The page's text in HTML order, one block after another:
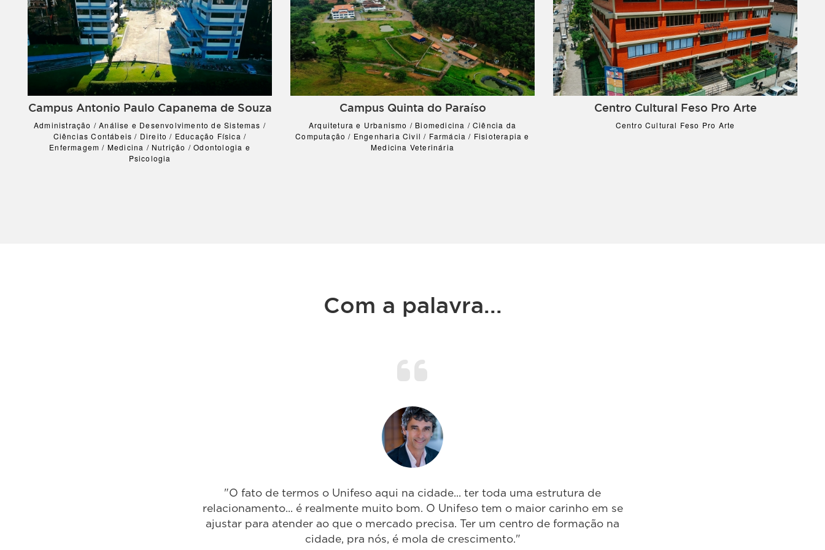
Campus Antonio Paulo Capanema de Souza
Administração / Análise e Desenvolvimento de Sistemas /
Ciências Contábeis / Direito / Educação Física /
Enfermagem / Medicina / Nutrição / Odontologia e
Psicologia
Campus Quinta do Paraíso
Arquitetura e Urbanismo / Biomedicina / Ciência da
Computação / Engenharia Civil / Farmácia / Fisioterapia e
Medicina Veterinária
Centro Cultural Feso Pro Arte
Centro Cultural Feso Pro Arte
Com a palavra...
"O fato de termos o Unifeso aqui na cidade... ter toda uma estrutura de
relacionamento... é realmente muito bom. O Unifeso tem o maior carinho em se
ajustar para atender ao que o mercado precisa. Ter um centro de formação na
cidade, pra nós, é mola de crescimento."